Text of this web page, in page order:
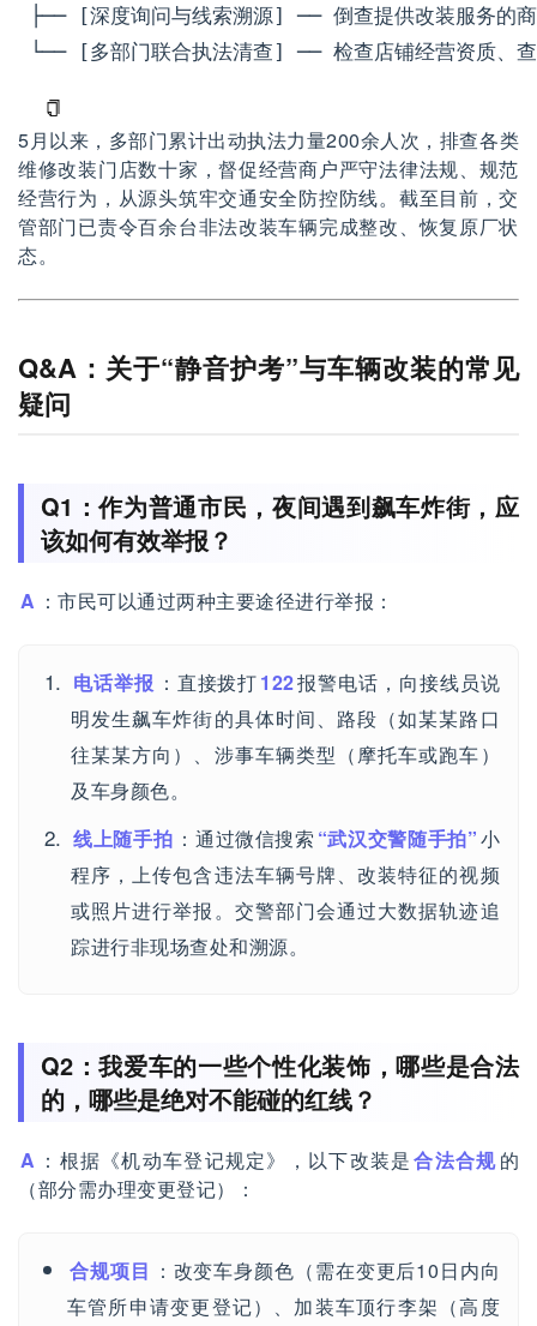
├── [深度询问与线索溯源] ── 倒查提供改装服务的
└── [多部门联合执法清查] ── 检查店铺经营资质、
5月以来，多部门累计出动执法力量200余人次，排查各类
维修改装门店数十家，督促经营商户严守法律法规、规范
经营行为，从源头筑牢交通安全防控防线。截至目前，交
管部门已责令百余台非法改装车辆完成整改、恢复原厂状
态。
Q&A：关于“静音护考”与车辆改装的常见
疑问
Q1：作为普通市民，夜间遇到飙车炸街，应
该如何有效举报？
A ：市民可以通过两种主要途径进行举报：
电话举报 ：直接拨打122报警电话，向接线员说
明发生飙车炸街的具体时间、路段（如某某路口
往某某方向）、涉事车辆类型（摩托车或跑车）
及车身颜色。
线上随手拍 ：通过微信搜索 “武汉交警随手拍”小
程序，上传包含违法车辆号牌、改装特征的视频
或照片进行举报。交警部门会通过大数据轨迹追
踪进行非现场查处和溯源。
Q2：我爱车的一些个性化装饰，哪些是合法
的，哪些是绝对不能碰的红线？
A ：根据《机动车登记规定》，以下改装是合法合规的
（部分需办理变更登记）：
合规项目 ：改变车身颜色（需在变更后10日内向
车管所申请变更登记）、加装车顶行李架（高度